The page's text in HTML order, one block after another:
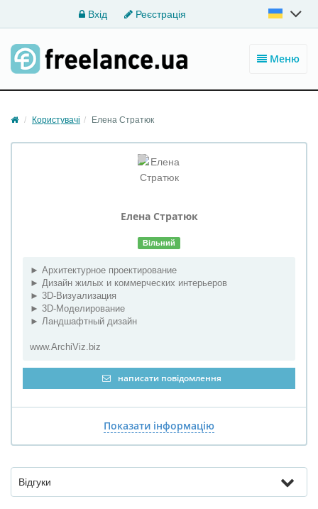
Вхід Реєстрація
Меню
Користувачі Елена Стратюк
Елена Стратюк
Вільний
► Архитектурное проектирование
► Дизайн жилых и коммерческих интерьеров
► 3D-Визуализация
► 3D-Моделирование
► Ландшафтный дизайн
www.ArchiViz.biz
написати повідомлення
Показати інформацію
Відгуки